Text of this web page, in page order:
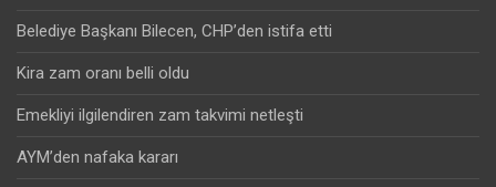
Belediye Başkanı Bilecen, CHP’den istifa etti
Kira zam oranı belli oldu
Emekliyi ilgilendiren zam takvimi netleşti
AYM’den nafaka kararı